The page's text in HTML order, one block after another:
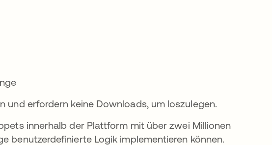
und erfordern keine Downloads, um loszulegen.
innerhalb der Plattform mit über zwei Millionen
benutzerdefinierte Logik implementieren können.